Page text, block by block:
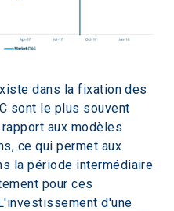
dans la fixation des
sont le plus souvent
aux modèles
ce qui permet aux
la période intermédiaire
pour ces
d'une